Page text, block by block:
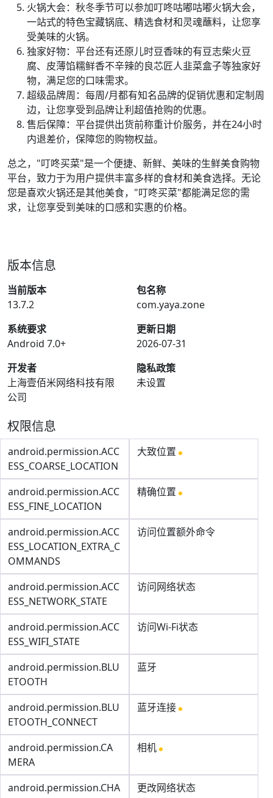
火锅大会：秋冬季节可以参加叮咚咕嘟咕嘟火锅大会，
一站式的特色宝藏锅底、精选食材和灵魂蘸料，让您享
受美味的火锅。
独家好物：平台还有还原儿时豆香味的有豆志柴火豆
腐、皮薄馅糯鲜香不辛辣的良芯匠人韭菜盒子等独家好
物，满足您的口味需求。
超级品牌周：每周/月都有知名品牌的促销优惠和定制周
边，让您享受到品牌让利超值抢购的优惠。
售后保障：平台提供出货前称重计价服务，并在24小时
内退差价，保障您的购物权益。
总之，"叮咚买菜"是一个便捷、新鲜、美味的生鲜美食购物
平台，致力于为用户提供丰富多样的食材和美食选择。无论
您是喜欢火锅还是其他美食，"叮咚买菜"都能满足您的需
求，让您享受到美味的口感和实惠的价格。
版本信息
当前版本
13.7.2
包名称
com.yaya.zone
系统要求
Android 7.0+
更新日期
2026-07-31
开发者
上海壹佰米网络科技有限
公司
隐私政策
未设置
权限信息
android.permission.ACC
ESS_COARSE_LOCATION
大致位置
android.permission.ACC
ESS_FINE_LOCATION
精确位置
android.permission.ACC
ESS_LOCATION_EXTRA_C
OMMANDS
访问位置额外命令
android.permission.ACC
ESS_NETWORK_STATE
访问网络状态
android.permission.ACC
ESS_WIFI_STATE
访问Wi-Fi状态
android.permission.BLU
ETOOTH
蓝牙
android.permission.BLU
ETOOTH_CONNECT
蓝牙连接
android.permission.CA
MERA
相机
android.permission.CHA
更改网络状态